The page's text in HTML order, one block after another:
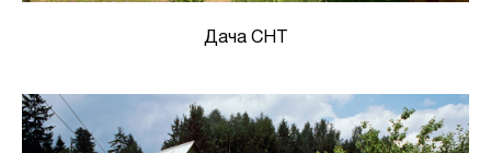
Дача СНТ